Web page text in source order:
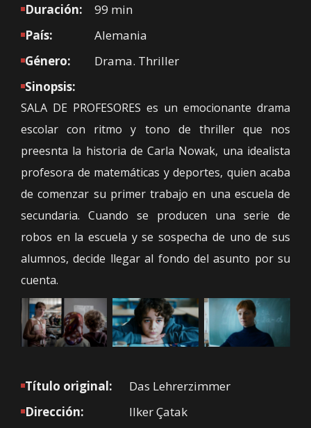
Duración:
99 min
País:
Alemania
Género:
Drama. Thriller
Sinopsis:
SALA DE PROFESORES es un emocionante drama
escolar con ritmo y tono de thriller que nos
preesnta la historia de Carla Nowak, una idealista
profesora de matemáticas y deportes, quien acaba
de comenzar su primer trabajo en una escuela de
secundaria. Cuando se producen una serie de
robos en la escuela y se sospecha de uno de sus
alumnos, decide llegar al fondo del asunto por su
cuenta.
Título original:
Das Lehrerzimmer
Dirección:
Ilker Çatak